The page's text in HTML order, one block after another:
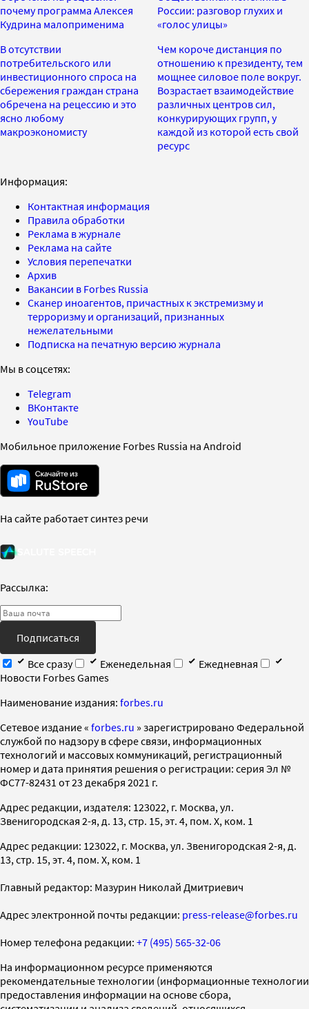
почему программа Алексея
Кудрина малоприменима
В отсутствии
потребительского или
инвестиционного спроса на
сбережения граждан страна
обречена на рецессию и это
ясно любому
макроэкономисту
России: разговор глухих и
«голос улицы»
Чем короче дистанция по
отношению к президенту, тем
мощнее силовое поле вокруг.
Возрастает взаимодействие
различных центров сил,
конкурирующих групп, у
каждой из которой есть свой
ресурс
Информация:
Контактная информация
Правила обработки
Реклама в журнале
Реклама на сайте
Условия перепечатки
Архив
Вакансии в Forbes Russia
Сканер иноагентов, причастных к экстремизму и
терроризму и организаций, признанных
нежелательными
Подписка на печатную версию журнала
Мы в соцсетях:
Telegram
ВКонтакте
YouTube
Мобильное приложение Forbes Russia на Android
На сайте работает синтез речи
Рассылка:
Подписаться
Все сразу
Еженедельная
Ежедневная
Новости Forbes Games
Наименование издания: forbes.ru
Cетевое издание « forbes.ru » зарегистрировано Федеральной
службой по надзору в сфере связи, информационных
технологий и массовых коммуникаций, регистрационный
номер и дата принятия решения о регистрации: серия Эл №
ФС77-82431 от 23 декабря 2021 г.
Адрес редакции, издателя: 123022, г. Москва, ул.
Звенигородская 2-я, д. 13, стр. 15, эт. 4, пом. X, ком. 1
Адрес редакции: 123022, г. Москва, ул. Звенигородская 2-я, д.
13, стр. 15, эт. 4, пом. X, ком. 1
Главный редактор: Мазурин Николай Дмитриевич
Адрес электронной почты редакции: press-release@forbes.ru
Номер телефона редакции: +7 (495) 565-32-06
На информационном ресурсе применяются
рекомендательные технологии (информационные технологии
предоставления информации на основе сбора,